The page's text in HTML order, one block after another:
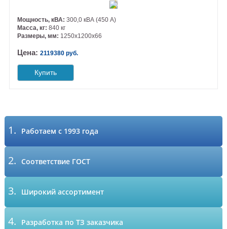
Мощность, кВА:300,0 кВА (450 А)
Масса, кг:840 кг
Размеры, мм: 1250х1200х66
Цена:2119380 руб.
Купить
1. Работаем с 1993 года
2. Соответствие ГОСТ
3. Широкий ассортимент
4. Разработка по ТЗ заказчика